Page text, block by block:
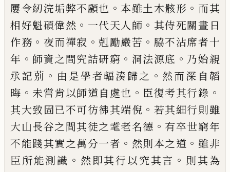
屢令紉浣垢弊不顧也 。本雖土木骸形 。 而其
相好魁碩偉然 。 一代天人師 。 其侍死關晝 日
作務 。 夜而禪寂 。剋勵嚴苦 。 脇不沾席者十
年 。 師資之間究詰研窮 。 洞法源底 。 乃始親
承記莂 。 由是學者輻湊歸之 。 然而深自韜
晦 。 未嘗肯以師道自處也 。 臣復考其行錄 。
其大致固已不可彷彿其端倪 。 若其細行則雖
大山長谷之間其徒之耄老名德 。 有卒世窮年
不能踐其實之萬分一者 。 然則本之道 。 雖非
臣所能測識 。 然即其行以究其言 。 則其為